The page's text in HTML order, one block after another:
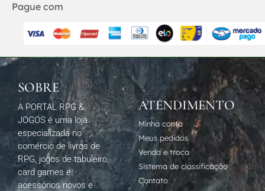
Pague com
SOBRE
A PORTAL RPG &
JOGOS é uma loja
especializada no
comércio de livros de
RPG, jogos de tabuleiro,
card games e
acessórios novos e
ATENDIMENTO
Minha conta
Meus pedidos
Venda e troca
Sistema de classificação
Contato